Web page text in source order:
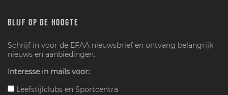
BLIJF OP DE HOOGTE
Schrijf in voor de EFAA nieuwsbrief en ontvang belangrijk
nieuws en aanbiedingen.
Interesse in mails voor:
Leefstijlclubs en Sportcentra